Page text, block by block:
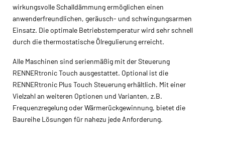
wirkungsvolle Schalldämmung ermöglichen einen
anwenderfreundlichen, geräusch- und schwingungsarmen
Einsatz. Die optimale Betriebstemperatur wird sehr schnell
durch die thermostatische Ölregulierung erreicht.
Alle Maschinen sind serienmäßig mit der Steuerung
RENNERtronic Touch ausgestattet. Optional ist die
RENNERtronic Plus Touch Steuerung erhältlich. Mit einer
Vielzahl an weiteren Optionen und Varianten, z.B.
Frequenzregelung oder Wärmerückgewinnung, bietet die
Baureihe Lösungen für nahezu jede Anforderung.